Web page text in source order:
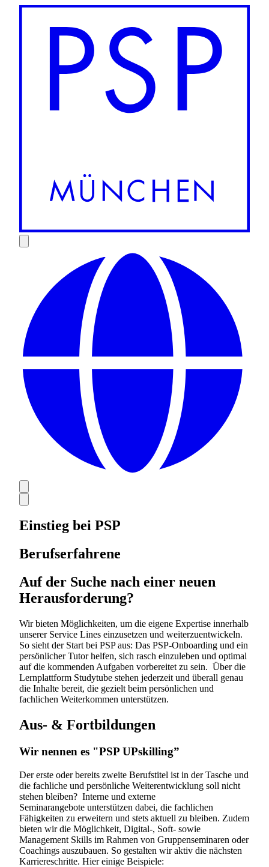
Einstieg bei PSP
Berufserfahrene
Auf der Suche nach einer neuen
Herausforderung?
Wir bieten Möglichkeiten, um die eigene Expertise innerhalb
unserer Service Lines einzusetzen und weiterzuentwickeln.
So sieht der Start bei PSP aus: Das PSP-Onboarding und ein
persönlicher Tutor helfen, sich rasch einzuleben und optimal
auf die kommenden Aufgaben vorbereitet zu sein. Über die
Lernplattform Studytube stehen jederzeit und überall genau
die Inhalte bereit, die gezielt beim persönlichen und
fachlichen Weiterkommen unterstützen.
Aus- & Fortbildungen
Wir nennen es "PSP UPskilling”
Der erste oder bereits zweite Berufstitel ist in der Tasche und
die fachliche und persönliche Weiterentwicklung soll nicht
stehen bleiben? Interne und externe
Seminarangebote unterstützen dabei, die fachlichen
Fähigkeiten zu erweitern und stets aktuell zu bleiben. Zudem
bieten wir die Möglichkeit, Digital-, Soft- sowie
Management Skills im Rahmen von Gruppenseminaren oder
Coachings auszubauen. So gestalten wir aktiv die nächsten
Karriereschritte. Hier einige Beispiele: